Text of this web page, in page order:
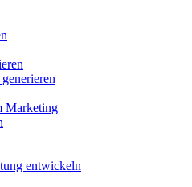
Marketing
entwickeln